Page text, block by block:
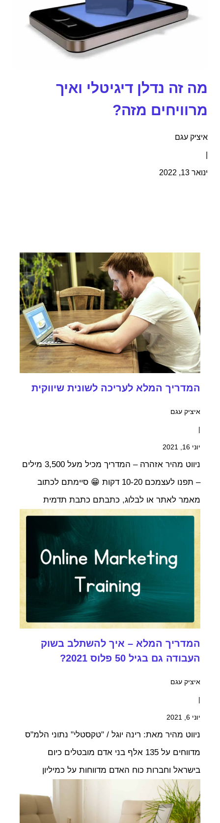
מה זה נדלן דיגיטלי ואיך
מרוויחים מזה?
איציק עגם
ינואר 13, 2022
המדריך המלא לעריכה לשונית שיווקית
איציק עגם
|
יוני 16, 2021
ניווט מהיר אזהרה – המדריך מכיל מעל 3,500 מילים
– תפנו לעצמכם 10-20 דקות 😁 סיימתם לכתוב
מאמר לאתר או לבלוג, כתבתם כתבת תדמית
המדריך המלא – איך להשתלב בשוק
העבודה גם בגיל 50 פלוס 2021?
איציק עגם
|
יוני 6, 2021
ניווט מהיר מאת: רינה יוגל / "טקסטלי" נתוני הלמ"ס
מדווחים על 135 אלף בני אדם מובטלים כיום
בישראל וחברות כוח האדם מדווחות על כמיליון